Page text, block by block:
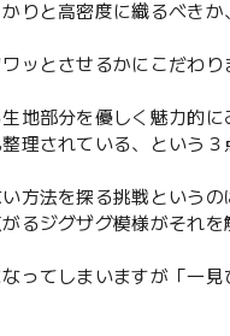
りと高密度に織るべき
ッとさせるかにこだわり
地部分を優しく魅力的
理されている、という
方法を探る挑戦というの
るジグザグ模様がそれ
ってしまいますが「一